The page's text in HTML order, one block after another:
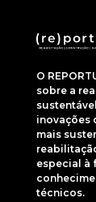
O
sobre a
inovações
mais
especial à
técnicos.